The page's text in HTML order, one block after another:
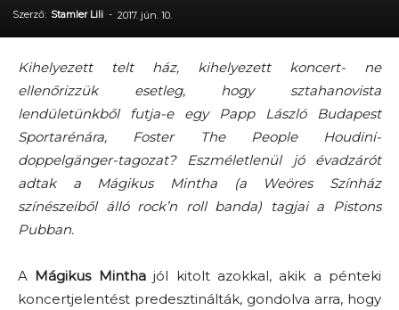
Szerző: Stamler Lili - 2017. jún. 10.
Kihelyezett telt ház, kihelyezett koncert- ne
ellenőrizzük esetleg, hogy sztahanovista
lendületünkből futja-e egy Papp László Budapest
Sportarénára, Foster The People Houdini-
doppelgänger-tagozat? Eszméletlenül jó évadzárót
adtak a Mágikus Mintha (a Weöres Színház
színészeiből álló rock’n roll banda) tagjai a Pistons
Pubban.
A Mágikus Minthajól kitolt azokkal, akik a pénteki
koncertjelentést predesztinálták, gondolva arra, hogy